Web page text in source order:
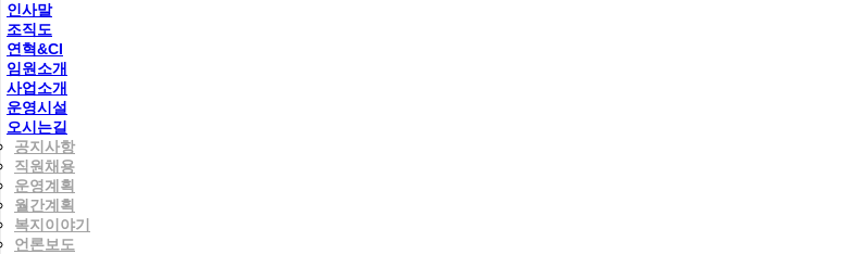
인사말
조직도
연혁&CI
임원소개
사업소개
운영시설
오시는길
공지사항
직원채용
운영계획
월간계획
복지이야기
언론보도